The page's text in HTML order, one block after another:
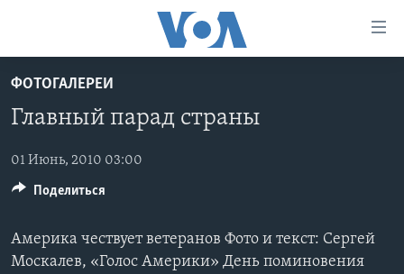
на
основной
Перейти
навигации
Перейти
ПРОГРАММЫ
АМЕРИКА
НОВОСТИ ЗА МИНУТУ
ПОЧЕМУ ЭТО ВАЖНО?
ПРОЕКТЫ
УЧИМ АНГЛИЙСКИЙ
А КАК В АМЕРИКЕ?
ЭКСПЕРТИЗА
ФАКТЫ ПРОТИВ ФЕЙКОВ
ФОТОГАЛЕРЕИ
Главный парад страны
01 Июнь, 2010 03:00
Америка чествует ветеранов Фото и текст: Сергей
Москалев, «Голос Америки» День поминовения
Поделиться